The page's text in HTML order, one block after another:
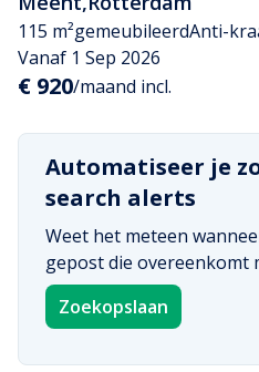
115 m²gemeubileerdAnti-
Vanaf 1 Sep 2026
€ 920/maand incl.
Automatiseer je
search alerts
Weet het meteen
gepost die overeenkomt
Zoekopslaan